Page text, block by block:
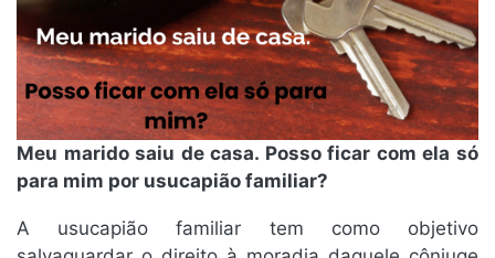
Meu marido saiu de casa. Posso ficar com ela só
para mim por usucapião familiar?
A usucapião familiar tem como objetivo